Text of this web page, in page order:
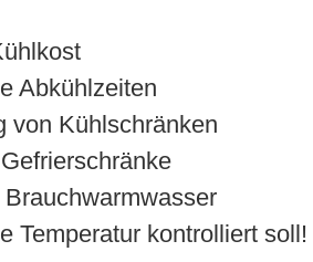
Abkühlzeiten
Kühlschränken
Temperatur kontrolliert soll!